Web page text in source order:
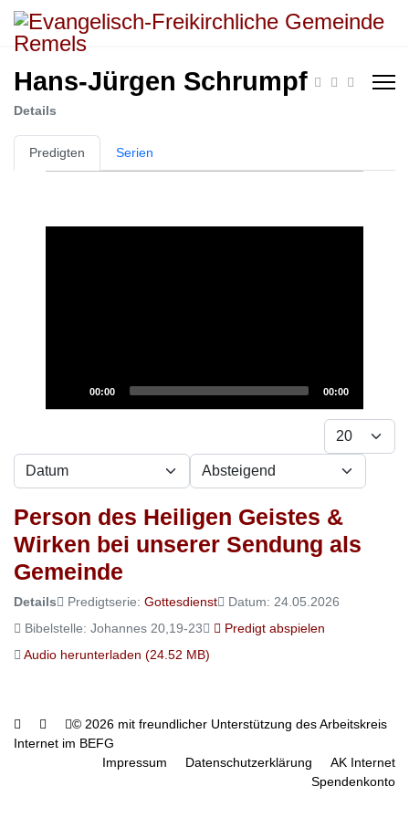
Hans-Jürgen Schrumpf
Details
Predigten Serien
00:00 00:00
Anzeige #
- Sortierung wählen -
- Richtung wählen -
Person des Heiligen Geistes &
Wirken bei unserer Sendung als
Gemeinde
Details Predigtserie: Gottesdienst
Datum: 24.05.2026
Bibelstelle: Johannes 20,19-23
Predigt abspielen
Audio herunterladen (24.52 MB)
© 2026 mit freundlicher Unterstützung des Arbeitskreis
Internet im BEFG
Impressum
Datenschutzerklärung
AK Internet
Spendenkonto